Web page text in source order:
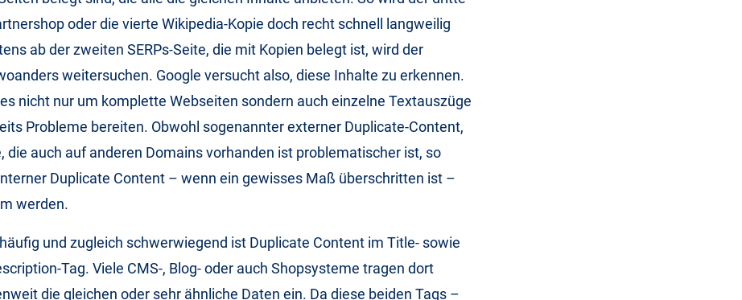
oder die vierte Wikipedia-Kopie doch recht schnell langweilig
ab der zweiten SERPs-Seite, die mit Kopien belegt ist, wird der
weitersuchen. Google versucht also, diese Inhalte zu erkennen.
nicht nur um komplette Webseiten sondern auch einzelne Textauszüge
Probleme bereiten. Obwohl sogenannter externer Duplicate-Content,
die auch auf anderen Domains vorhanden ist problematischer ist, so
Duplicate Content – wenn ein gewisses Maß überschritten ist –
werden.
und zugleich schwerwiegend ist Duplicate Content im Title- sowie
Tag. Viele CMS-, Blog- oder auch Shopsysteme tragen dort
die gleichen oder sehr ähnliche Daten ein. Da diese beiden Tags –